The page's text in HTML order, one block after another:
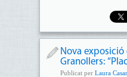
Nova
Granollers:
Publicat per Laura